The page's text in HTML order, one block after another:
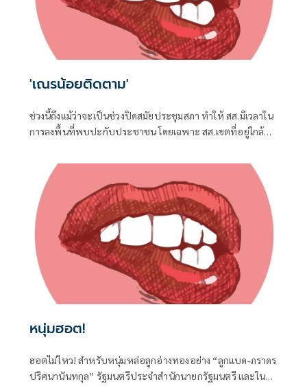
'เณรน้อยติดตาม'
ช่วงนี้ถึงแม้ว่าจะเป็นช่วงปิดสมัยประชุมสภา ทำให้ สส.มีเวลาใน
การลงพื้นที่พบปะกับประชาชน โดยเฉพาะ สส.เขตที่อยู่ใกล้ชิด
ปัญหาในเขต
หนุ่มฮอต!
ฮอตไม่ไหว! สำหรับหนุ่มหล่อลูกอ่างทองอย่าง “ลูกแบด-ภราดร
ปริศนานันทกุล” รัฐมนตรีประจำสำนักนายกรัฐมนตรี และใน